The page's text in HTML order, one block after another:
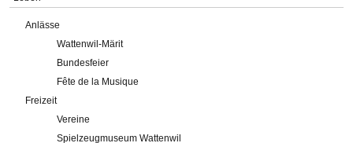
Anlässe
Wattenwil-Märit
Bundesfeier
Fête de la Musique
Freizeit
Vereine
Spielzeugmuseum Wattenwil